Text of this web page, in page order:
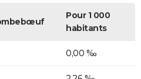
Pour 1 000
habitants
0,00 ‰